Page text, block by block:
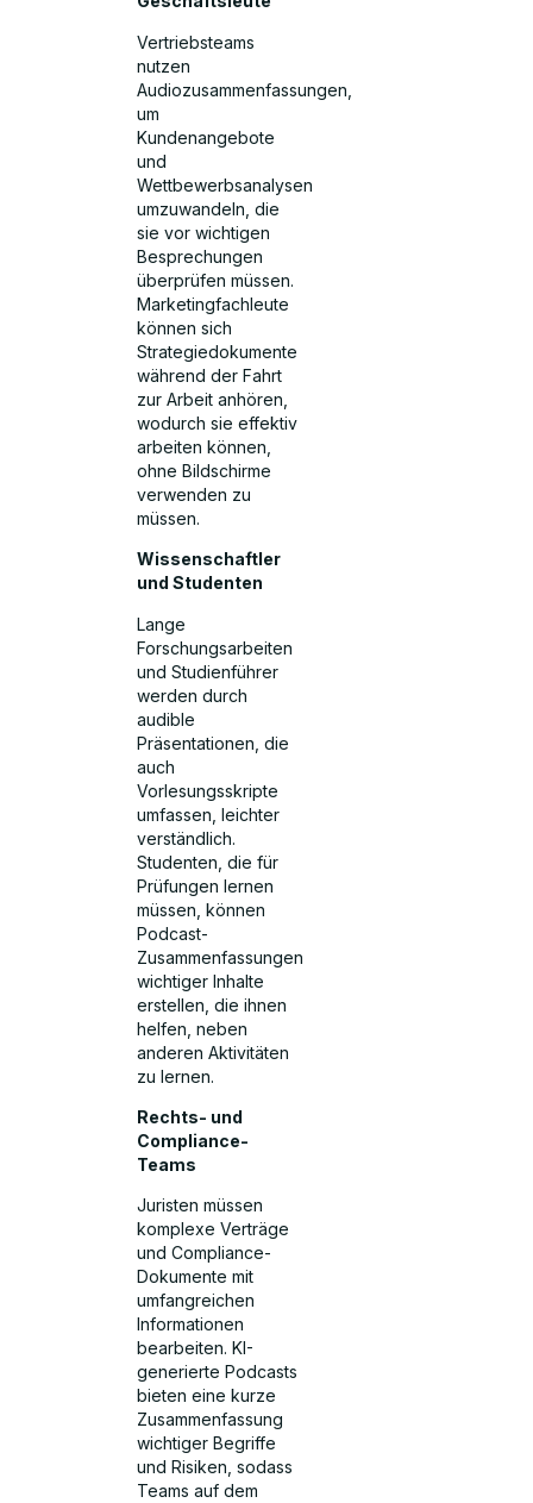
Vertriebsteams
nutzen
Audiozusammenfassungen,
um
Kundenangebote
und
Wettbewerbsanalysen
umzuwandeln, die
sie vor wichtigen
Besprechungen
überprüfen müssen.
Marketingfachleute
können sich
Strategiedokumente
während der Fahrt
zur Arbeit anhören,
wodurch sie effektiv
arbeiten können,
ohne Bildschirme
verwenden zu
müssen.
Wissenschaftler
und Studenten
Lange
Forschungsarbeiten
und Studienführer
werden durch
audible
Präsentationen, die
auch
Vorlesungsskripte
umfassen, leichter
verständlich.
Studenten, die für
Prüfungen lernen
müssen, können
Podcast-
Zusammenfassungen
wichtiger Inhalte
erstellen, die ihnen
helfen, neben
anderen Aktivitäten
zu lernen.
Rechts- und
Compliance-
Teams
Juristen müssen
komplexe Verträge
und Compliance-
Dokumente mit
umfangreichen
Informationen
bearbeiten. KI-
generierte Podcasts
bieten eine kurze
Zusammenfassung
wichtiger Begriffe
und Risiken, sodass
Teams auf dem